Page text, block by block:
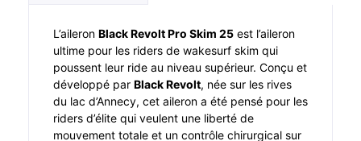
L’aileron Black Revolt Pro Skim 25 est l’aileron
ultime pour les riders de wakesurf skim qui
poussent leur ride au niveau supérieur. Conçu et
développé par Black Revolt, née sur les rives
du lac d’Annecy, cet aileron a été pensé pour les
riders d’élite qui veulent une liberté de
mouvement totale et un contrôle chirurgical sur